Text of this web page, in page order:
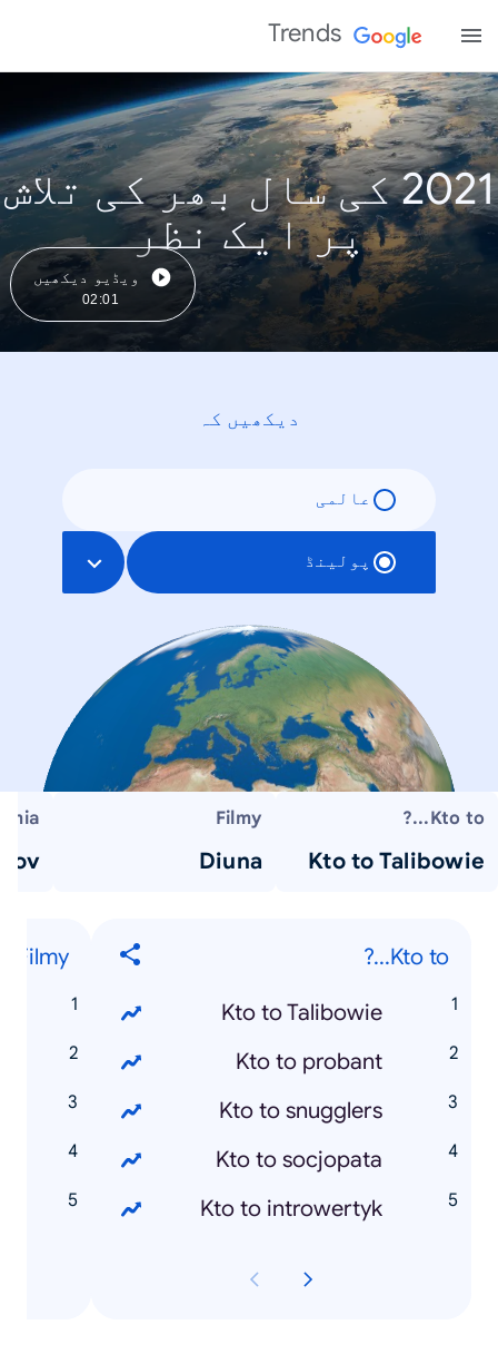
Trends
2021 کی سال بھر کی تلاش
پر ایک نظر
ویڈیو دیکھیں
02:01
دیکھیں کہ
عالمی
پولینڈ
Kto to...?
Kto to Talibowie
Filmy
Diuna
Kto to...?
Kto to Talibowie
Kto to probant
Kto to snugglers
Kto to socjopata
Kto to introwertyk
Filmy